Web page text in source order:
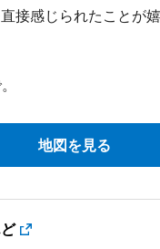
接感じられたことが
地図を見る